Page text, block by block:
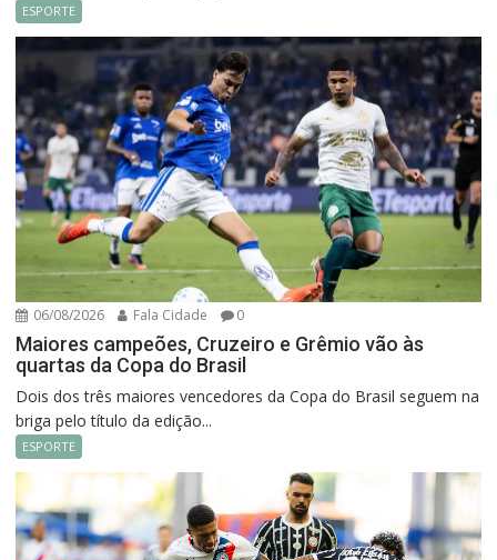
ESPORTE
06/08/2026 Fala Cidade 0
Maiores campeões, Cruzeiro e Grêmio vão às
quartas da Copa do Brasil
Dois dos três maiores vencedores da Copa do Brasil seguem na
briga pelo título da edição...
ESPORTE